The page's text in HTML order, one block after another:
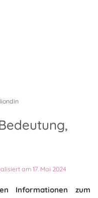
am 17. Mai 2024
Informationen zum